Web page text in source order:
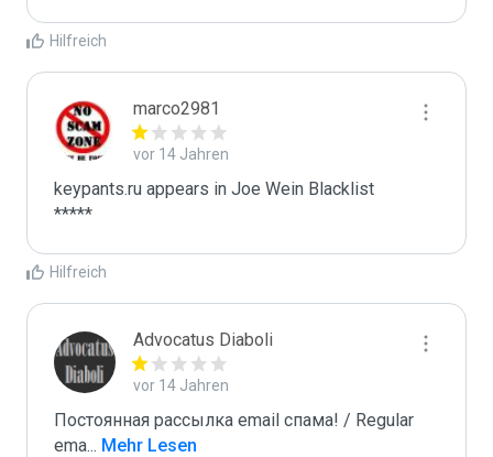
Hilfreich
marco2981
vor 14 Jahren
keypants.ru appears in Joe Wein Blacklist
*****
Hilfreich
Advocatus Diaboli
vor 14 Jahren
Постоянная рассылка email спама! / Regular
ema... Mehr Lesen